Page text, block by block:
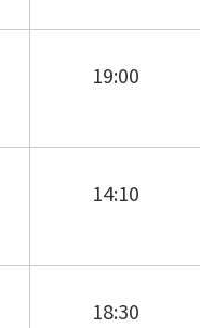
19:00
14:10
18:30